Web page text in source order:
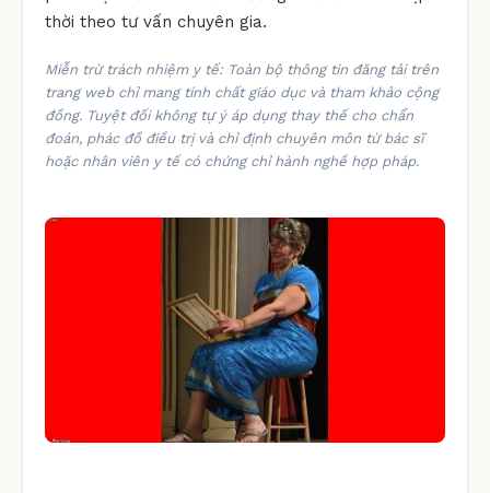
thời theo tư vấn chuyên gia.
Miễn trừ trách nhiệm y tế: Toàn bộ thông tin đăng tải trên
trang web chỉ mang tính chất giáo dục và tham khảo cộng
đồng. Tuyệt đối không tự ý áp dụng thay thế cho chẩn
đoán, phác đồ điều trị và chỉ định chuyên môn từ bác sĩ
hoặc nhân viên y tế có chứng chỉ hành nghề hợp pháp.